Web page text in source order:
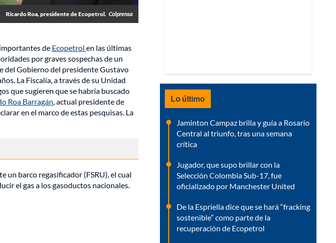
Ricardo Roa, presidente de Ecopetrol. Colprensa
de Ecopetrol en las últimas
por graves sospechas de un
del Gobierno del presidente Gustavo
La Fiscalía, a través de su Unidad
que sugieren que se habría buscado
Roa Barragán, actual presidente de
en el marco de estas pesquisas. La
un barco regasificador (FSRU), el cual
el gas a los gasoductos nacionales.
Lo último
Jaminton Campaz brilla y guía a Rosario
Central al triunfo, tras una semana
crítica
Jugador, que supo brillar con la
Selección Colombia Sub-17, fue
oficializado por Manchester United
De la Espriella dice que se hará “fracking
sostenible” como parte de la
recuperación de Ecopetrol